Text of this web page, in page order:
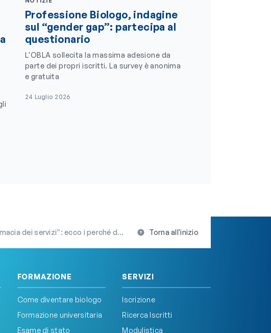
Professione Biologo, indagine
sul “gender gap”: partecipa al
questionario
L'OBLA sollecita la massima adesione da
parte dei propri iscritti. La survey è anonima
e gratuita
24 Luglio 2026
perché della battaglia ingaggiata dalla FNOB Torna all'inizio
FORMAZIONE
Come diventare biologo
Formazione universitaria
Esame di stato
SERVIZI
Iscrizione
Ricerca Iscritti
Modulistica